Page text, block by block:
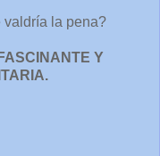
valdría la pena?
Y